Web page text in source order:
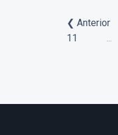
❮ Anterior
11
...